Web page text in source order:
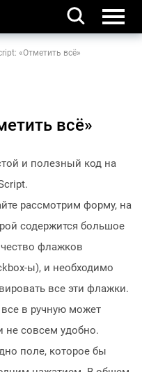
«Отметить всё»
всё»
и полезный код на
рассмотрим форму, на
содержится большое
флажков
ы), и необходимо
все эти флажки.
в ручную может
не совсем удобно.
поле, которое бы